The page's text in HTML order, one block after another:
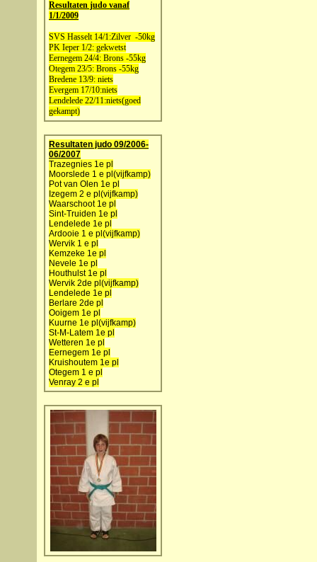
Resultaten judo vanaf
1/1/2009
SVS Hasselt 14/1:Zilver -50kg
PK Ieper 1/2: gekwetst
Eernegem 24/4: Brons -55kg
Otegem 23/5: Brons -55kg
Bredene 13/9: niets
Evergem 17/10:niets
Lendelede 22/11:niets(goed
gekampt)
Resultaten judo 09/2006-
06/2007
Trazegnies 1e pl
Moorslede 1 e pl(vijfkamp)
Pot van Olen 1e pl
Izegem 2 e pl(vijfkamp)
Waarschoot 1e pl
Sint-Truiden 1e pl
Lendelede 1e pl
Ardooie 1 e pl(vijfkamp)
Wervik 1 e pl
Kemzeke 1e pl
Nevele 1e pl
Houthulst 1e pl
Wervik 2de pl(vijfkamp)
Lendelede 1e pl
Berlare 2de pl
Ooigem 1e pl
Kuurne 1e pl(vijfkamp)
St-M-Latem 1e pl
Wetteren 1e pl
Eernegem 1e pl
Kruishoutem 1e pl
Otegem 1 e pl
Venray 2 e pl